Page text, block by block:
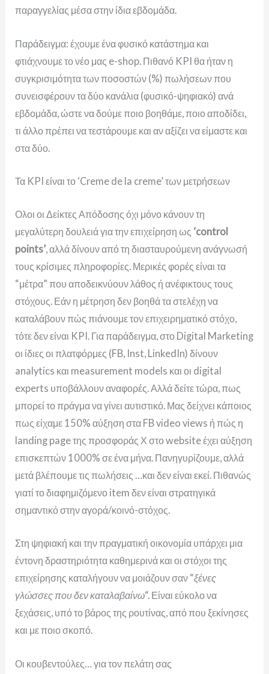
παραγγελίας μέσα στην ίδια εβδομάδα.
Παράδειγμα: έχουμε ένα φυσικό κατάστημα και
φτιάχνουμε το νέο μας e-shop. Πιθανό KPI θα ήταν η
συγκρισιμότητα των ποσοστών (%) πωλήσεων που
συνεισφέρουν τα δύο κανάλια (φυσικό-ψηφιακό) ανά
εβδομάδα, ώστε να δούμε ποιο βοηθάμε, ποιο αποδίδει,
τι άλλο πρέπει να τεστάρουμε και αν αξίζει να είμαστε και
στα δύο.
Τα KPI είναι το ‘Creme de la creme’ των μετρήσεων
Ολοι οι Δείκτες Απόδοσης όχι μόνο κάνουν τη
μεγαλύτερη δουλειά για την επιχείρηση ως ‘control
points’, αλλά δίνουν από τη διασταυρούμενη ανάγνωσή
τους κρίσιμες πληροφορίες. Μερικές φορές είναι τα
“μέτρα” που αποδεικνύουν λάθος ή ανέφικτους τους
στόχους. Εάν η μέτρηση δεν βοηθά τα στελέχη να
καταλάβουν πώς πιάνουμε τον επιχειρηματικό στόχο,
τότε δεν είναι KPI. Για παράδειγμα, στο Digital Marketing
οι ίδιες οι πλατφόρμες (FB, Inst, LinkedIn) δίνουν
analytics και measurement models και οι digital
experts υποβάλλουν αναφορές. Αλλά δείτε τώρα, πως
μπορεί το πράγμα να γίνει αυτιστικό. Μας δείχνει κάποιος
πως είχαμε 150% αύξηση στα FB video views ή πώς η
landing page της προσφοράς Χ στο website έχει αύξηση
επισκεπτών 1000% σε ένα μήνα. Πανηγυρίζουμε, αλλά
μετά βλέπουμε τις πωλήσεις …και δεν είναι εκεί. Πιθανώς
γιατί το διαφημιζόμενο item δεν είναι στρατηγικά
σημαντικό στην αγορά/κοινό-στόχος.
Στη ψηφιακή και την πραγματική οικονομία υπάρχει μια
έντονη δραστηριότητα καθημερινά και οι στόχοι της
επιχείρησης καταλήγουν να μοιάζουν σαν “ξένες
γλώσσες που δεν καταλαβαίνω“. Είναι εύκολο να
ξεχάσεις, υπό το βάρος της ρουτίνας, από που ξεκίνησες
και με ποιο σκοπό.
Οι κουβεντούλες… για τον πελάτη σας